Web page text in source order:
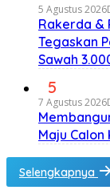
5 Agustus 2026
Rakerda &
Tegaskan
Sawah
5
7 Agustus 2026
Maju Calon
Selengkapnya